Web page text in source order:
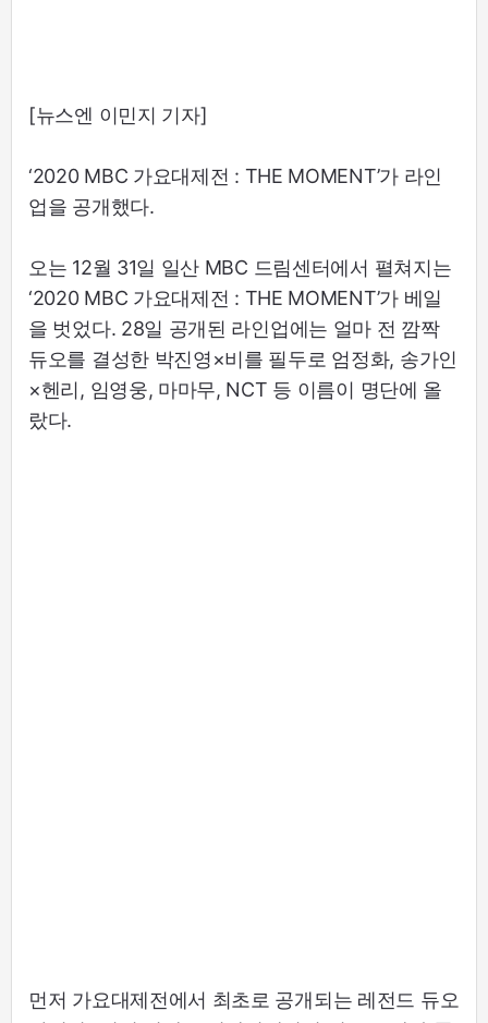
[뉴스엔 이민지 기자]
‘2020 MBC 가요대제전 : THE MOMENT’가 라인
업을 공개했다.
오는 12월 31일 일산 MBC 드림센터에서 펼쳐지는
‘2020 MBC 가요대제전 : THE MOMENT’가 베일
을 벗었다. 28일 공개된 라인업에는 얼마 전 깜짝
듀오를 결성한 박진영×비를 필두로 엄정화, 송가인
×헨리, 임영웅, 마마무, NCT 등 이름이 명단에 올
랐다.
먼저 가요대제전에서 최초로 공개되는 레전드 듀오